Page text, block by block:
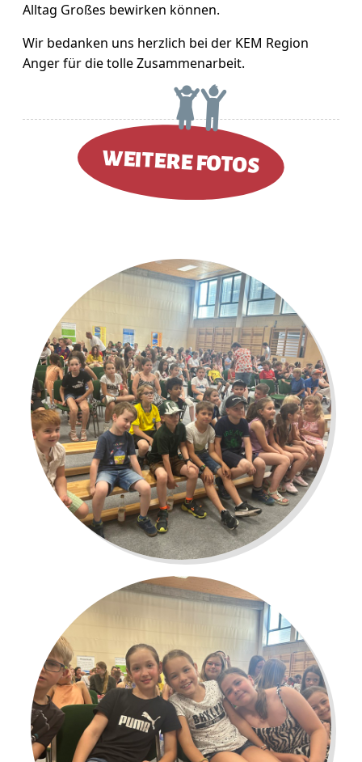
Alltag Großes bewirken können.
Wir bedanken uns herzlich bei der KEM Region
Anger für die tolle Zusammenarbeit.
WEITERE FOTOS